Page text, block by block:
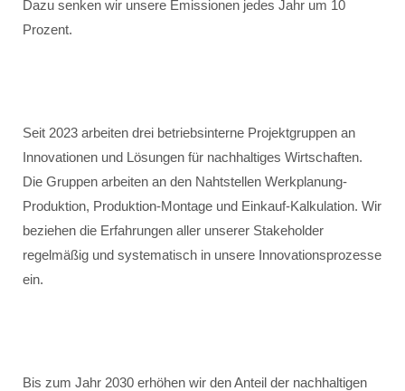
Dazu senken wir unsere Emissionen jedes Jahr um 10
Prozent.
Seit 2023 arbeiten drei betriebsinterne Projektgruppen an
Innovationen und Lösungen für nachhaltiges Wirtschaften.
Die Gruppen arbeiten an den Nahtstellen Werkplanung-
Produktion, Produktion-Montage und Einkauf-Kalkulation. Wir
beziehen die Erfahrungen aller unserer Stakeholder
regelmäßig und systematisch in unsere Innovationsprozesse
ein.
Bis zum Jahr 2030 erhöhen wir den Anteil der nachhaltigen